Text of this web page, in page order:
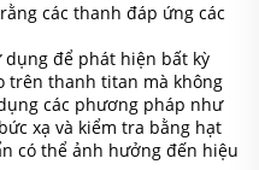
các thanh đáp ứng các
để phát hiện bất kỳ
trên thanh titan mà không
các phương pháp như
xạ và kiểm tra bằng hạt
có thể ảnh hưởng đến hiệu